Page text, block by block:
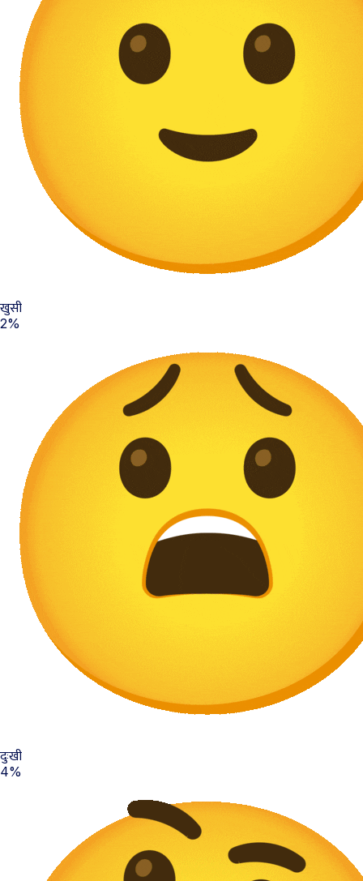
खुसी
2%
दुःखी
4%